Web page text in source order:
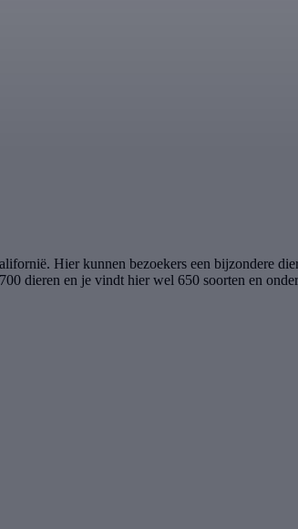
Hier kunnen bezoekers een bijzondere
dieren en je vindt hier wel 650 soorten en